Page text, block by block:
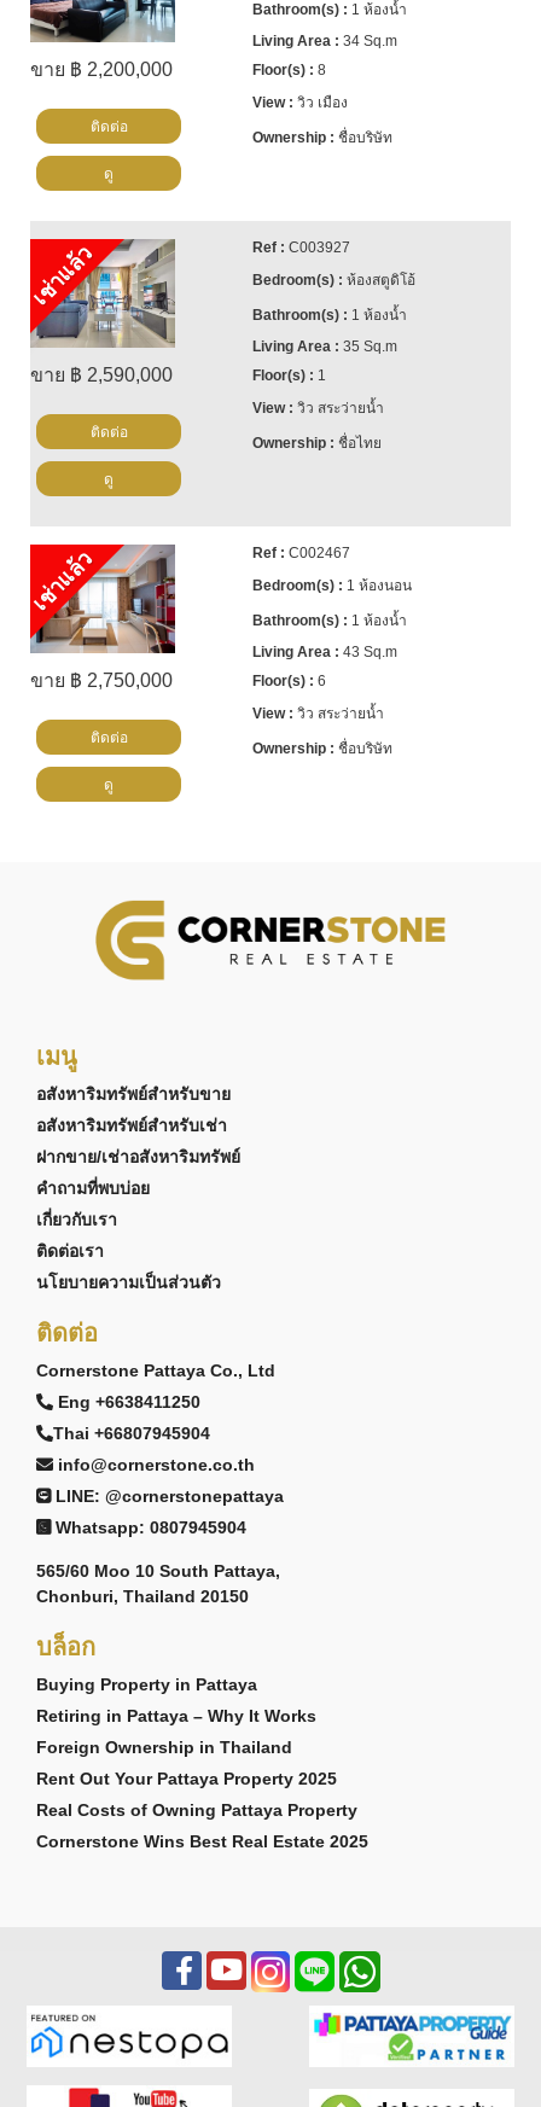
ขาย ฿ 2,200,000
1 ห้องน้ำ
34 Sq.m
8
วิว เมือง
ชื่อบริษัท
ติดต่อ
ดู
เช่าแล้ว
ขาย ฿ 2,590,000
C003927
ห้องสตูดิโอ้
1 ห้องน้ำ
35 Sq.m
1
วิว สระว่ายน้ำ
ชื่อไทย
ติดต่อ
ดู
เช่าแล้ว
ขาย ฿ 2,750,000
C002467
1 ห้องนอน
1 ห้องน้ำ
43 Sq.m
6
วิว สระว่ายน้ำ
ชื่อบริษัท
ติดต่อ
ดู
เมนู
อสังหาริมทรัพย์สำหรับขาย
อสังหาริมทรัพย์สำหรับเช่า
ฝากขาย/เช่าอสังหาริมทรัพย์
คำถามที่พบบ่อย
เกี่ยวกับเรา
ติดต่อเรา
นโยบายความเป็นส่วนตัว
ติดต่อ
Cornerstone Pattaya Co., Ltd
Eng +6638411250
Thai +66807945904
info@cornerstone.co.th
LINE: @cornerstonepattaya
Whatsapp: 0807945904
565/60 Moo 10 South Pattaya,
Chonburi, Thailand 20150
บล็อก
Buying Property in Pattaya
Retiring in Pattaya – Why It Works
Foreign Ownership in Thailand
Rent Out Your Pattaya Property 2025
Real Costs of Owning Pattaya Property
Cornerstone Wins Best Real Estate 2025